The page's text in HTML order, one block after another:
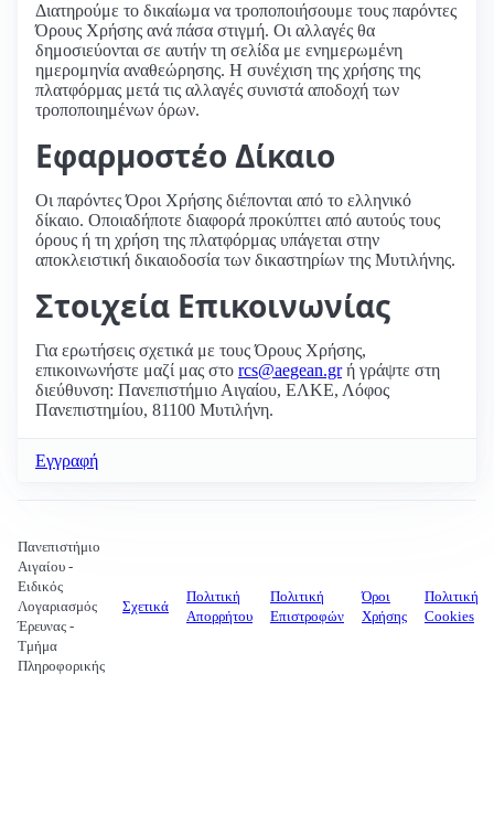
Διατηρούμε το δικαίωμα να τροποποιήσουμε τους παρόντες
Όρους Χρήσης ανά πάσα στιγμή. Οι αλλαγές θα
δημοσιεύονται σε αυτήν τη σελίδα με ενημερωμένη
ημερομηνία αναθεώρησης. Η συνέχιση της χρήσης της
πλατφόρμας μετά τις αλλαγές συνιστά αποδοχή των
τροποποιημένων όρων.
Εφαρμοστέο Δίκαιο
Οι παρόντες Όροι Χρήσης διέπονται από το ελληνικό
δίκαιο. Οποιαδήποτε διαφορά προκύπτει από αυτούς τους
όρους ή τη χρήση της πλατφόρμας υπάγεται στην
αποκλειστική δικαιοδοσία των δικαστηρίων της Μυτιλήνης.
Στοιχεία Επικοινωνίας
Για ερωτήσεις σχετικά με τους Όρους Χρήσης,
επικοινωνήστε μαζί μας στο rcs@aegean.grή γράψτε στη
διεύθυνση: Πανεπιστήμιο Αιγαίου, ΕΛΚΕ, Λόφος
Πανεπιστημίου, 81100 Μυτιλήνη.
Εγγραφή
Πανεπιστήμιο
Αιγαίου -
Ειδικός
Λογαριασμός
Έρευνας -
Τμήμα
Πληροφορικής
Σχετικά
Πολιτική
Απορρήτου
Πολιτική
Επιστροφών
Όροι
Χρήσης
Πολιτική
Cookies